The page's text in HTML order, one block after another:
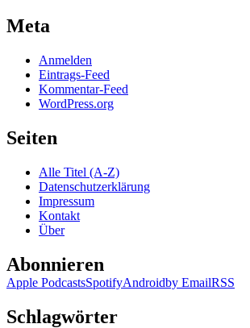
Meta
Anmelden
Eintrags-Feed
Kommentar-Feed
WordPress.org
Seiten
Alle Titel (A-Z)
Datenschutzerklärung
Impressum
Kontakt
Über
Abonnieren
Apple PodcastsSpotifyAndroidby EmailRSS
Schlagwörter